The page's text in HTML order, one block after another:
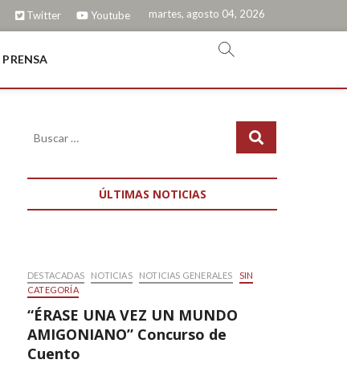
martes, agosto 04, 2026
Twitter Youtube
PRENSA
ÚLTIMAS NOTICIAS
DESTACADAS NOTICIAS NOTICIAS GENERALES
SIN
CATEGORÍA
“ÉRASE UNA VEZ UN MUNDO
AMIGONIANO” Concurso de
Cuento